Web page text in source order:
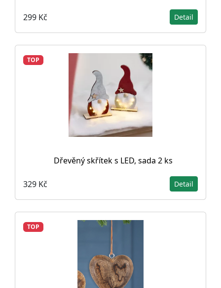
299 Kč Detail
TOP
Dřevěný skřítek s LED, sada 2 ks
329 Kč Detail
TOP